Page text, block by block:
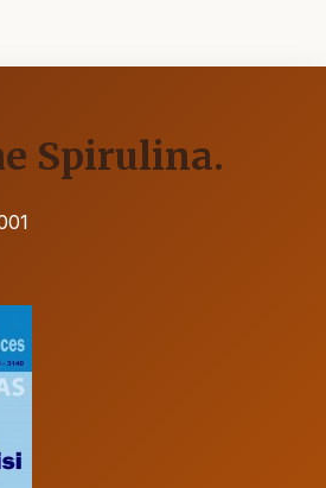
Spirulina.